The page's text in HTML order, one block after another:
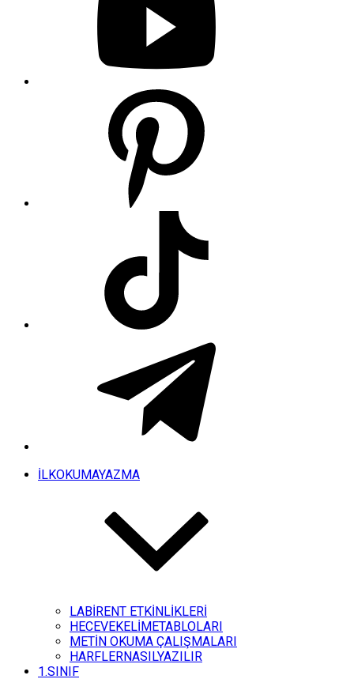
İLKOKUMAYAZMA
LABİRENT ETKİNLİKLERİ
HECEVEKELİMETABLOLARI
METİN OKUMA ÇALIŞMALARI
HARFLERNASILYAZILIR
1.SINIF